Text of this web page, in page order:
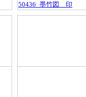
50436_墨竹図＿印